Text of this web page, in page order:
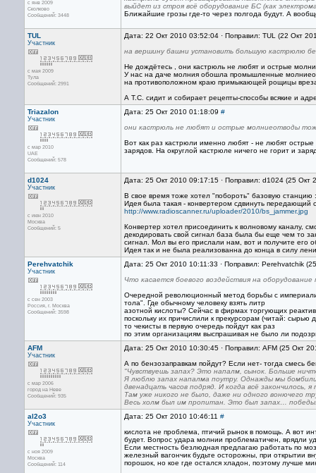
с янв 2009
Сколково
Сообщений: 3448
выйдет из строя всё оборудование БС (как
Ближайшие грозы где-то через полгода будут. А
TUL
Участник
с мая 2009
Тула
Сообщений: 2991
Дата: 22 Окт 2010 03:52:04 · Поправил: TUL (22 Окт
на вершину башни установить большую кастрюлю
Не дождётесь , они кастрюль не любят и острые
У нас на даче молния обошла промышленные
на противоположном краю примыкающей рощицы
А Т.С. сидит и собирает рецепты-способы всякие и
Triazalon
Участник
с мар 2010
UAE
Сообщений: 578
Дата: 25 Окт 2010 01:18:09 #
они кастрюль не любят и острые молниеотводы
Вот как раз кастрюли именно любят - не любят
зарядов. На округлой кастрюле ничего не горит и
d1024
Участник
с июн 2010
Москва
Сообщений: 5
Дата: 25 Окт 2010 09:17:15 · Поправил: d1024 (25 Окт
В свое время тоже хотел "побороть" базовую станцию
Идея была такая - конвертером сдвинуть
http://www.radioscanner.ru/uploader/2010/bs_jammer.jpg
Конвертер хотел присоединить к волновому каналу,
декодировать свой сигнал база была бы еще чем то
сигнал. Мол вы его прислали нам, вот и получите его
Идея так и не была реализованна до конца в силу
Perehvatchik
Участник
с сен 2003
Россия, г. Москва
Сообщений: 3598
Дата: 25 Окт 2010 10:11:33 · Поправил: Perehvatchik
Что касается боевого воздействия на
Очередной революционный метод борьбы с
тола". Где обычному человеку взять литр
азотной кислоты? Сейчас в фирмах торгующих
поскольку их причислили к прекурсорам (читай:
то чекисты в первую очередь пойдут как раз
по этим организациям выспрашивая не было ли
AFM
Участник
с мар 2006
город на Неве
Сообщений: 935
Дата: 25 Окт 2010 10:30:45 · Поправил: AFM (25 Окт
А по бензозаправкам пойдут? Если нет- тогда смесь
"Чувствуешь запах? Это напалм, сынок. Больше
Я люблю запах напалма поутру. Однажды мы
двенадцать часов подряд. И когда всё закончилось, я
Там уже никого не было, даже ни одного вонючего
Весь холм был им пропитан. Это был запах…
al2o3
Участник
с ноя 2009
Москва
Сообщений: 114
Дата: 25 Окт 2010 10:46:11 #
кислота не проблема, птичий рынок в помощь. А вот
будет. Вопрос удара молнии проблематичен, врядли
Если местность безлюдная предлагаю работать по
железный вагончик будьте осторожны, при открытии
порошок, но кое где остался хладон, поэтому лучше